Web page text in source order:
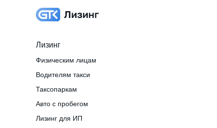
Лизинг
Водителям такси
Физическим лицам
Таксопаркам
Авто с пробегом
Лизинг для ИП